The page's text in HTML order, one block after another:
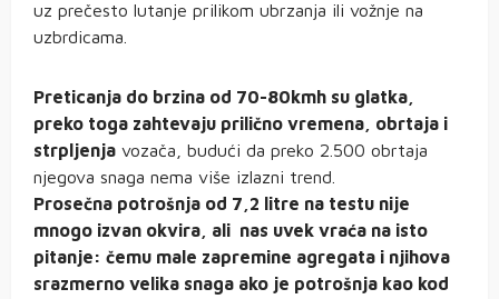
uz prečesto lutanje prilikom ubrzanja ili vožnje na
uzbrdicama.
Preticanja do brzina od 70-80kmh su glatka,
preko toga zahtevaju prilično vremena, obrtaja i
strpljenja vozača, budući da preko 2.500 obrtaja
njegova snaga nema više izlazni trend.
Prosečna potrošnja od 7,2 litre na testu nije
mnogo izvan okvira, ali nas uvek vraća na isto
pitanje: čemu male zapremine agregata i njihova
srazmerno velika snaga ako je potrošnja kao kod